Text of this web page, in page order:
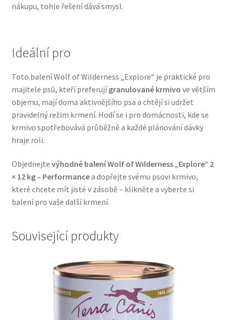
Wolf of Wilderness
nákupu, tohle řešení dává smysl.
Ideální pro
Toto balení Wolf of Wilderness „Explore“ je praktické pro
majitele psů, kteří preferujígranulované krmivo ve větším
objemu, mají doma aktivnějšího psa a chtějí si udržet
pravidelný režim krmení. Hodí se i pro domácnosti, kde se
krmivo spotřebovává průběžně a každé plánování dávky
hraje roli.
Objednejte výhodné balení Wolf of Wilderness „Explore“ 2
× 12 kg – Performancea dopřejte svému psovi krmivo,
které chcete mít jisté v zásobě – klikněte a vyberte si
balení pro vaše další krmení.
Související produkty